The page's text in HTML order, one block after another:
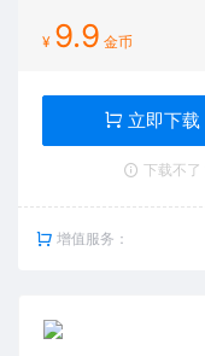
¥ 9.9 金币
立即下载
下载不了
增值服务：